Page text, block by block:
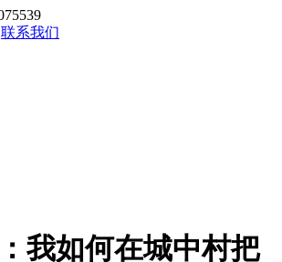
联系我们
我如何在城中村把